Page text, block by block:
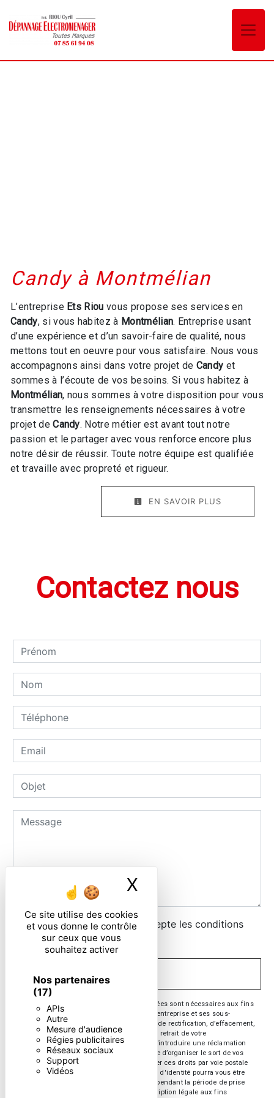
Ce site utilise des cookies
et vous donne le contrôle
sur ceux que vous
souhaitez activer
Nos partenaires
(17)
APIs
Autre
Mesure d'audience
Régies publicitaires
Réseaux sociaux
Support
Vidéos
X
Candy à Montmélian
L’entreprise Ets Riou vous propose ses services en
Candy, si vous habitez à Montmélian. Entreprise usant
d’une expérience et d’un savoir-faire de qualité, nous
mettons tout en oeuvre pour vous satisfaire. Nous vous
accompagnons ainsi dans votre projet de Candy et
sommes à l’écoute de vos besoins. Si vous habitez à
Montmélian, nous sommes à votre disposition pour vous
transmettre les renseignements nécessaires à votre
projet deCandy. Notre métier est avant tout notre
passion et le partager avec vous renforce encore plus
notre désir de réussir. Toute notre équipe est qualifiée
et travaille avec propreté et rigueur.
EN SAVOIR PLUS
Contactez nous
En cochant cette case, j'accepte les conditions
particulières ci-dessous **
** Les données personnelles communiquées sont nécessaires aux fins
de vous contacter. Elles sont destinées à l'entreprise et ses sous-
traitants. Vous disposez de droits d’accès, de rectification, d’effacement,
de portabilité, de limitation, d’opposition, de retrait de votre
consentement à tout moment et du droit d’introduire une réclamation
auprès d’une autorité de contrôle, ainsi que d’organiser le sort de vos
données post-mortem. Vous pouvez exercer ces droits par voie postale
ou par courrier électronique. Un justificatif d'identité pourra vous être
demandé. Nous conservons vos données pendant la période de prise
de contact puis pendant la durée de prescription légale aux fins